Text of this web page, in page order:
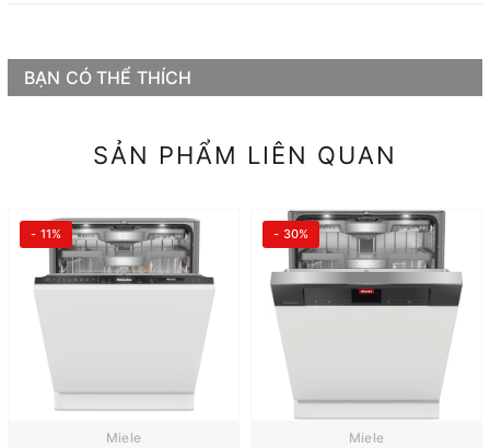
BẠN CÓ THỂ THÍCH
SẢN PHẨM LIÊN QUAN
- 11%
Miele
- 30%
Miele